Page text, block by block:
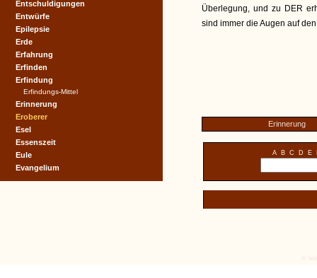
Überlegung, und zu DER
sind immer die Augen auf
Erinnerung
A B C D E
Entschuldigungen
Entwürfe
Epilepsie
Erde
Erfahrung
Erfinden
Erfindung
Erfindungs-Mittel
Erinnerung
Eroberer
Esel
Essenszeit
Eule
Evangelium